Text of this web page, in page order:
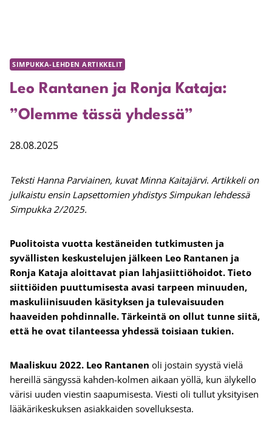
SIMPUKKA-LEHDEN ARTIKKELIT
Leo Rantanen ja Ronja Kataja:
”Olemme tässä yhdessä”
28.08.2025
Teksti Hanna Parviainen, kuvat Minna Kaitajärvi. Artikkeli on
julkaistu ensin Lapsettomien yhdistys Simpukan lehdessä
Simpukka 2/2025.
Puolitoista vuotta kestäneiden tutkimusten ja
syvällisten keskustelujen jälkeen Leo Rantanen ja
Ronja Kataja aloittavat pian lahjasiittiöhoidot. Tieto
siittiöiden puuttumisesta avasi tarpeen minuuden,
maskuliinisuuden käsityksen ja tulevaisuuden
haaveiden pohdinnalle. Tärkeintä on ollut tunne siitä,
että he ovat tilanteessa yhdessä toisiaan tukien.
Maaliskuu 2022. Leo Rantanen oli jostain syystä vielä
hereillä sängyssä kahden-kolmen aikaan yöllä, kun älykello
värisi uuden viestin saapumisesta. Viesti oli tullut yksityisen
lääkärikeskuksen asiakkaiden sovelluksesta.